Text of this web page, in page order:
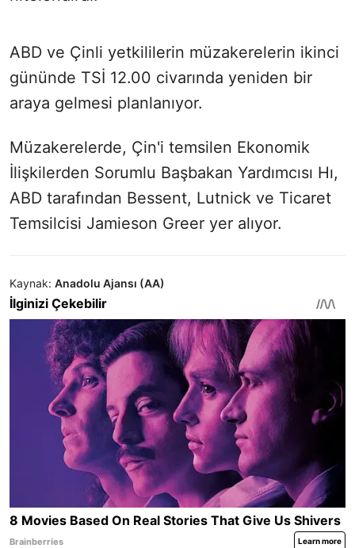
ABD ve Çinli yetkililerin müzakerelerin ikinci
gününde TSİ 12.00 civarında yeniden bir
araya gelmesi planlanıyor.
Müzakerelerde, Çin'i temsilen Ekonomik
İlişkilerden Sorumlu Başbakan Yardımcısı Hı,
ABD tarafından Bessent, Lutnick ve Ticaret
Temsilcisi Jamieson Greer yer alıyor.
Kaynak: Anadolu Ajansı (AA)